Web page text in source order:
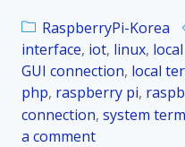
r
_
0
6
.
RaspberryPi-Korea
interface, iot, linux,
GUI connection, local
php, raspberry pi,
connection, system
a comment